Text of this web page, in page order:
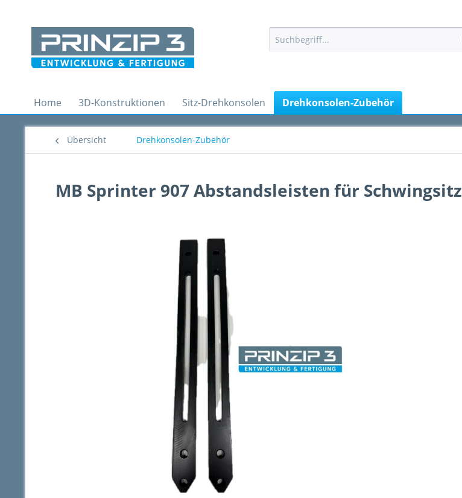
Home 3D-Konstruktionen Sitz-Drehkonsolen Drehkonsolen-Zubehör
Übersicht Drehkonsolen-Zubehör
MB Sprinter 907 Abstandsleisten für Schwingsitz